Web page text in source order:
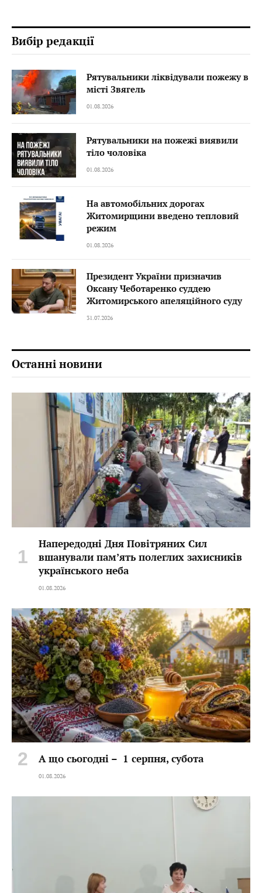
Вибір редакції
Рятувальники ліквідували пожежу в
місті Звягель
01.08.2026
Рятувальники на пожежі виявили
тіло чоловіка
01.08.2026
На автомобільних дорогах
Житомирщини введено тепловий
режим
01.08.2026
Президент України призначив
Оксану Чеботаренко суддею
Житомирського апеляційного суду
31.07.2026
Останні новини
Напередодні Дня Повітряних Сил
вшанували пам’ять полеглих захисників
українського неба
01.08.2026
А що сьогодні – 1 серпня, субота
01.08.2026